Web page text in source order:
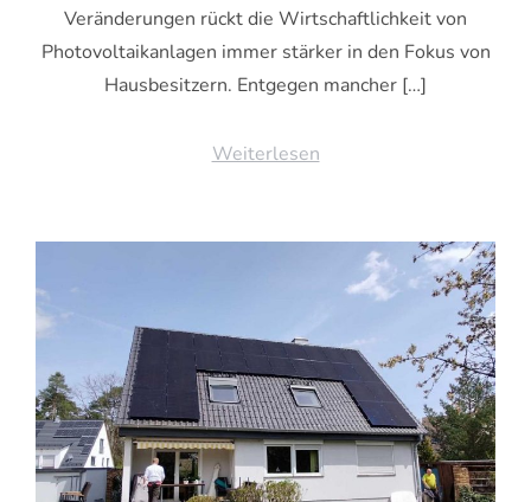
Veränderungen rückt die Wirtschaftlichkeit von
Photovoltaikanlagen immer stärker in den Fokus von
Hausbesitzern. Entgegen mancher […]
Weiterlesen